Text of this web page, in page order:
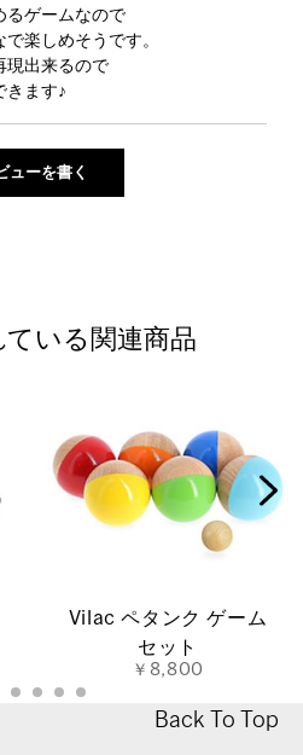
るゲームなので
楽しめそうです。
現出来るので
きます♪
いる関連商品
Vilac ペタンク ゲーム
セット
￥8,800
Back To Top